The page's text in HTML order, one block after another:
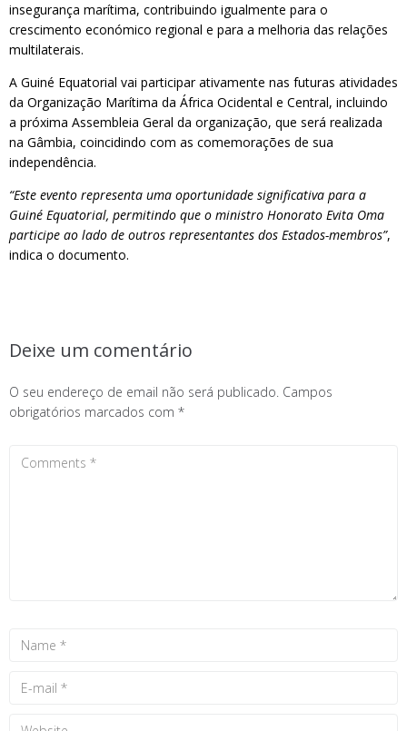
insegurança marítima, contribuindo igualmente para o
crescimento económico regional e para a melhoria das relações
multilaterais.
A Guiné Equatorial vai participar ativamente nas futuras atividades
da Organização Marítima da África Ocidental e Central, incluindo
a próxima Assembleia Geral da organização, que será realizada
na Gâmbia, coincidindo com as comemorações de sua
independência.
“Este evento representa uma oportunidade significativa para a
Guiné Equatorial, permitindo que o ministro Honorato Evita Oma
participe ao lado de outros representantes dos Estados-membros”,
indica o documento.
Deixe um comentário
O seu endereço de email não será publicado. Campos
obrigatórios marcados com *